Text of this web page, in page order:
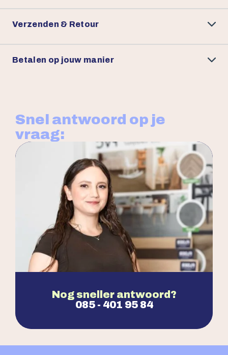
Verzenden & Retour
Betalen op jouw manier
Snel antwoord op je
vraag:
Nog sneller antwoord?
085 - 401 95 84